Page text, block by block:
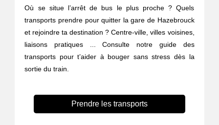
Où se situe l’arrêt de bus le plus proche ? Quels
transports prendre pour quitter la gare de Hazebrouck
et rejoindre ta destination ? Centre-ville, villes voisines,
liaisons pratiques ... Consulte notre guide des
transports pour t’aider à bouger sans stress dès la
sortie du train.
Prendre les transports